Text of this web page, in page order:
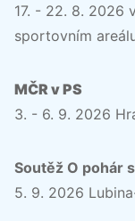
17. - 22. 8. 2026
sportovním
MČR v PS
3. - 6. 9. 2026
Soutěž O pohár
5. 9. 2026